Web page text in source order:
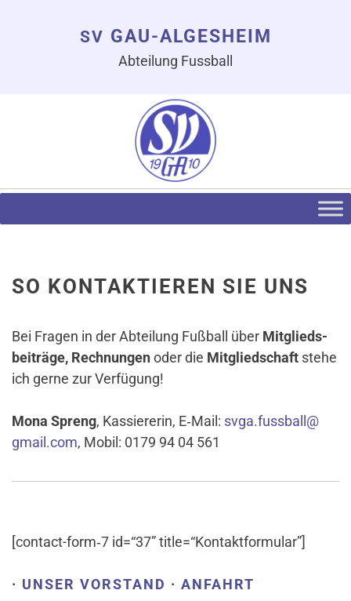
SV GAU-ALGESHEIM
Abteilung Fussball
SO KONTAKTIEREN SIE UNS
Bei Fragen in der Abtei­lung Fuß­ball über Mit­glieds­
bei­träge, Rech­nungenoder die Mit­glied­schaft stehe
ich gerne zur Verfügung!
Mona Spreng, Kas­sie­rerin, E‑Mail: svga.​fussball@​
gmail.​com, Mobil: 0179 94 04 561
[contact-form‑7 id=“37” title=“Kontaktformular”]
· UNSER VORSTAND · ANFAHRT